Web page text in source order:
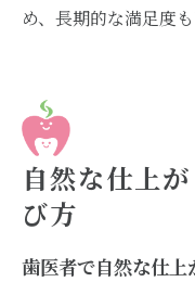
め、長期的な満足度も
自然な仕上
び方
歯医者で自然な仕